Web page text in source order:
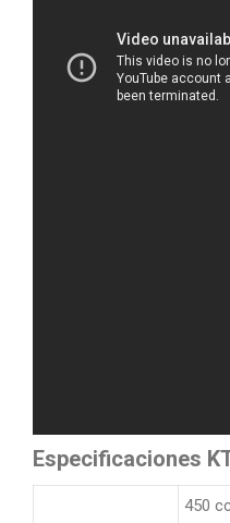
Especificaciones
450